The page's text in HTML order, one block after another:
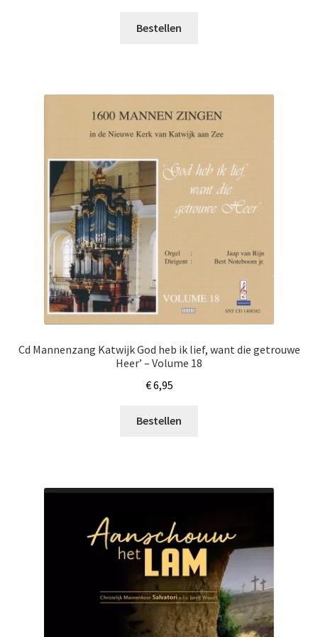
Bestellen
Cd Mannenzang Katwijk God heb ik lief, want die getrouwe
Heer’ – Volume 18
€6,95
Bestellen